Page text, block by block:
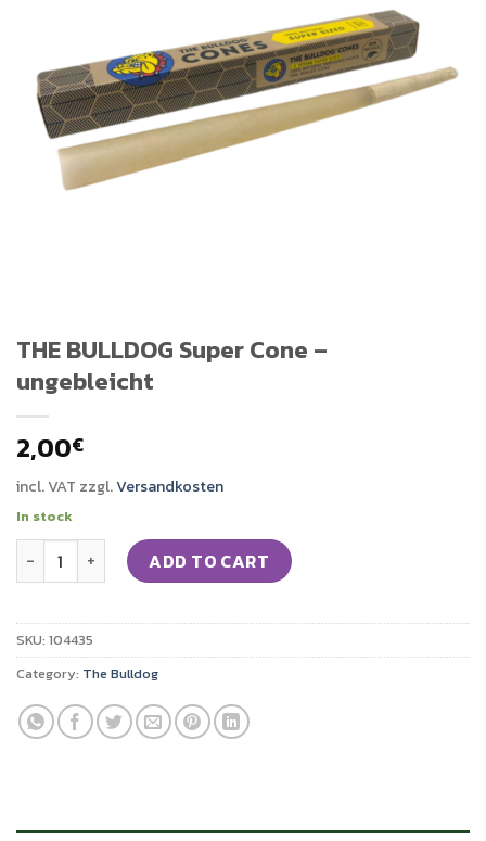
THE BULLDOG Super Cone –
ungebleicht
2,00€
incl. VAT zzgl.Versandkosten
In stock
THE BULLDOG Super Cone - ungebleicht quantity
ADD TO CART
SKU: 104435
Category: The Bulldog